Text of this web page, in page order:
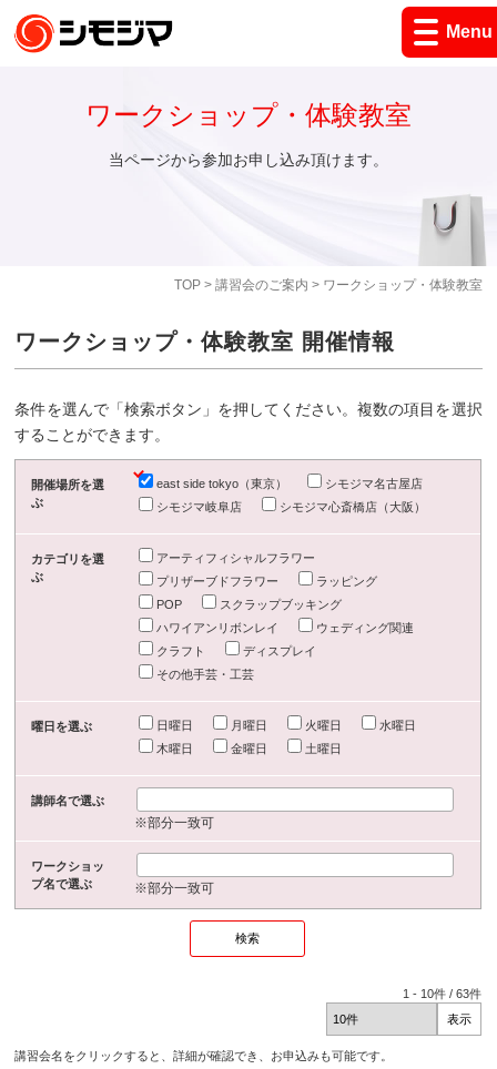
Menu
TOP> 講習会のご案内 > ワークショップ・体験教室
ワークショップ・体験教室
当ページから参加お申し込み頂けます。
ワークショップ・体験教室 開催情報
条件を選んで「検索ボタン」を押してください。複数の項目を選択
することができます。
開催場所を選
ぶ
east side tokyo（東京）
シモジマ名古屋店
シモジマ岐阜店
シモジマ心斎橋店（大阪）
カテゴリを選
ぶ
アーティフィシャルフラワー
プリザーブドフラワー
ラッピング
POP
スクラップブッキング
ハワイアンリボンレイ
ウェディング関連
クラフト
ディスプレイ
その他手芸・工芸
曜日を選ぶ 日曜日 月曜日 火曜日
水曜日
木曜日
金曜日 土曜日
講師名で選ぶ
※部分一致可
ワークショッ
プ名で選ぶ
※部分一致可
1 - 10件 /63件
講習会名をクリックすると、詳細が確認でき、お申込みも可能です。